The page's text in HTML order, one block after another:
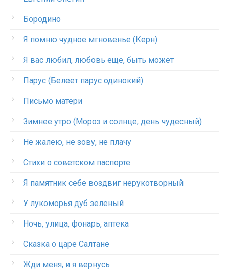
Бородино
Я помню чудное мгновенье (Керн)
Я вас любил, любовь еще, быть может
Парус (Белеет парус одинокий)
Письмо матери
Зимнее утро (Мороз и солнце; день чудесный)
Не жалею, не зову, не плачу
Стихи о советском паспорте
Я памятник себе воздвиг нерукотворный
У лукоморья дуб зеленый
Ночь, улица, фонарь, аптека
Сказка о царе Салтане
Жди меня, и я вернусь